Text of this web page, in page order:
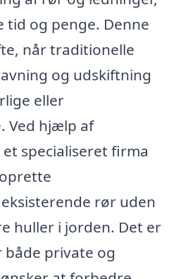
tid og penge. Denne
når traditionelle
og udskiftning
eller
Ved hjælp af
specialiseret firma
rør uden
huller i jorden. Det er
både private og